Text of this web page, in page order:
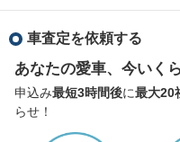
車査定を依頼する
あなたの愛車、今いく
申込み最短3時間後に最大20
らせ！